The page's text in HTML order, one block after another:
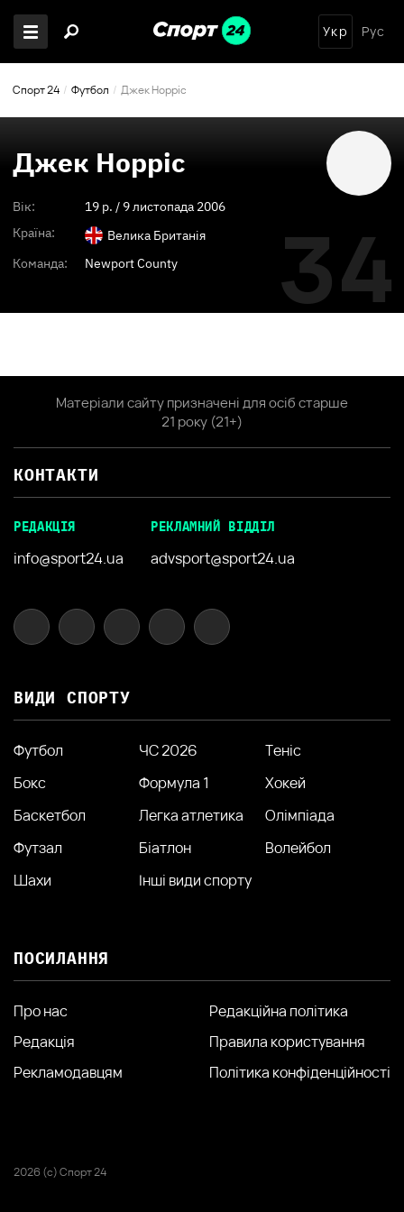
Укр Рус
Спорт 24 Футбол Джек Норріс
Джек Норріс
Вік: 19 p. / 9 листопада 2006
Країна:
Велика Британія
Команда:
Newport County 34
Матеріали сайту призначені для осіб старше
21 року (21+)
КОНТАКТИ
РЕДАКЦІЯ
info@sport24.ua
РЕКЛАМНИЙ ВІДДІЛ
advsport@sport24.ua
ВИДИ СПОРТУ
Футбол ЧС 2026
Теніс
Бокс
Формула 1
Хокей
Баскетбол
Легка атлетика
Олімпіада
Футзал
Біатлон
Волейбол
Шахи
Інші види спорту
ПОСИЛАННЯ
Про нас
Редакція
Рекламодавцям
Редакційна політика
Правила користування
Політика конфіденційності
2026 (с) Спорт 24